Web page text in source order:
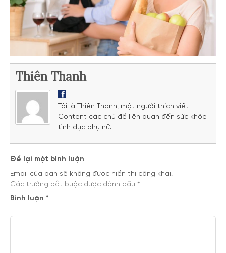
Thiên Thanh
Tôi là Thiên Thanh, một người thích viết
Content các chủ đề liên quan đến sức khỏe
tình dục phụ nữ.
Để lại một bình luận
Email của bạn sẽ không được hiển thị công khai.
Các trường bắt buộc được đánh dấu *
Bình luận *